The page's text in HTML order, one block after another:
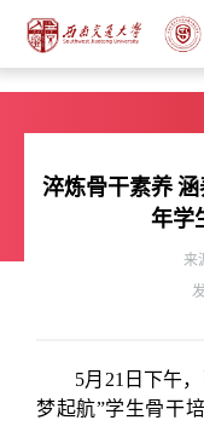
淬炼骨干素养
年学
来
5月 21 日下午
梦起航”学生骨干